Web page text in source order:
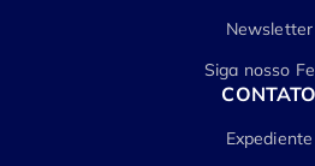
Newsletter
Siga nosso
CONTATO
Expediente